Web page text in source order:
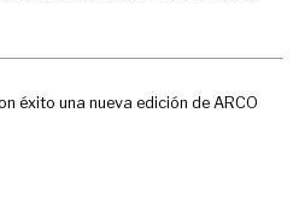
éxito una nueva edición de ARCO